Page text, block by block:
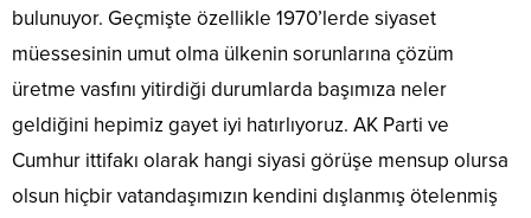
bulunuyor. Geçmişte özellikle 1970’lerde siyaset
müessesinin umut olma ülkenin sorunlarına çözüm
üretme vasfını yitirdiği durumlarda başımıza neler
geldiğini hepimiz gayet iyi hatırlıyoruz. AK Parti ve
Cumhur ittifakı olarak hangi siyasi görüşe mensup olursa
olsun hiçbir vatandaşımızın kendini dışlanmış ötelenmiş